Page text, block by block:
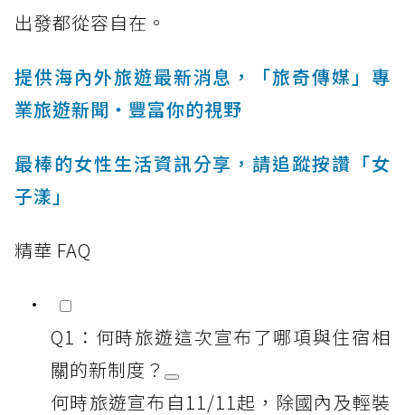
出發都從容自在。
提供海內外旅遊最新消息，「旅奇傳媒」專
業旅遊新聞‧豐富你的視野
最棒的女性生活資訊分享，請追蹤按讚「女
子漾」
精華 FAQ
Q1：何時旅遊這次宣布了哪項與住宿相
關的新制度？
何時旅遊宣布自11/11起，除國內及輕裝